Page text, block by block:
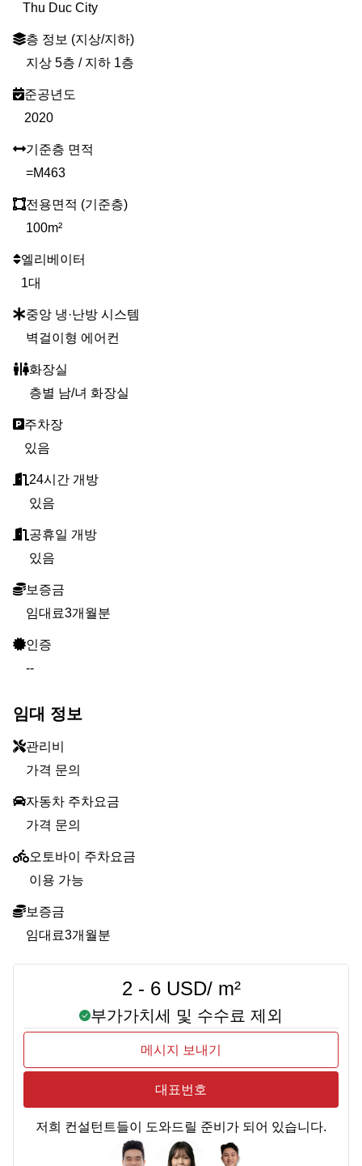
Thu Duc City
층 정보 (지상/지하)
지상 5층 / 지하 1층
준공년도
2020
기준층 면적
=M463
전용면적 (기준층)
100m²
엘리베이터
1대
중앙 냉·난방 시스템
벽걸이형 에어컨
화장실
층별 남/녀 화장실
주차장
있음
24시간 개방
있음
공휴일 개방
있음
보증금
임대료3개월분
인증
--
임대 정보
관리비
가격 문의
자동차 주차요금
가격 문의
오토바이 주차요금
이용 가능
보증금
임대료3개월분
2 - 6 USD/ m²
부가가치세 및 수수료 제외
메시지 보내기
대표번호
저희 컨설턴트들이 도와드릴 준비가 되어 있습니다.